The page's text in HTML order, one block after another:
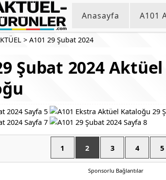
Anasayfa A101
> A101 29 Şubat 2024
Şubat 2024
1 2 3 4 5
Sponsorlu Bağlantılar